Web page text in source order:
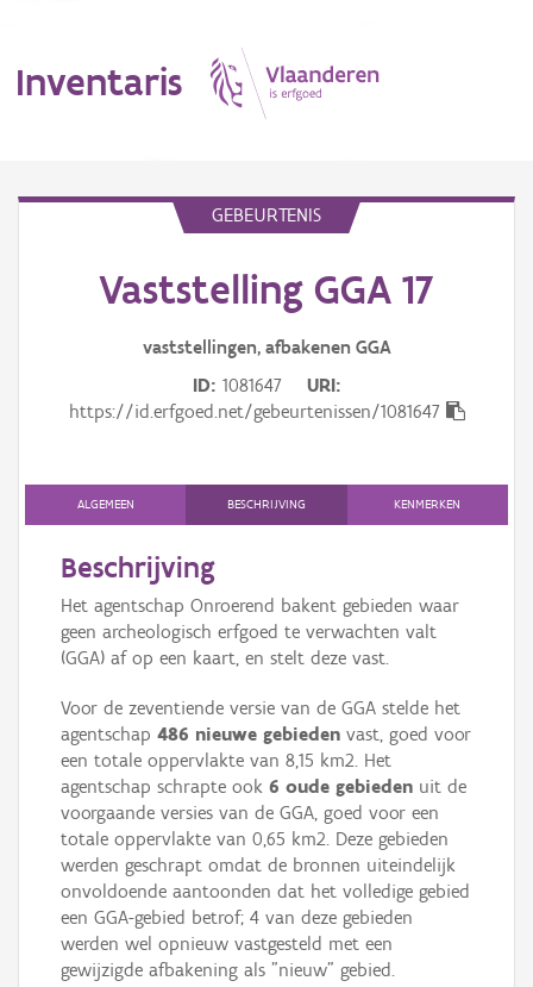
Inventaris
Erfgoedobject
Aanduidingsobject
Gebeurtenis
Downloads
Hergebruik
Aanmelden
GEBEURTENIS
Vaststelling GGA 17
vaststellingen, afbakenen GGA
ID 1081647
URI
https://id.erfgoed.net/gebeurtenissen/1081647
ALGEMEEN BESCHRIJVING KENMERKEN
Beschrijving
Het agentschap Onroerend bakent gebieden waar
geen archeologisch erfgoed te verwachten valt
(GGA) af op een kaart, en stelt deze vast.
Voor de zeventiende versie van de GGA stelde het
agentschap 486 nieuwe gebieden vast, goed voor
een totale oppervlakte van 8,15 km2. Het
agentschap schrapte ook 6 oude gebieden uit de
voorgaande versies van de GGA, goed voor een
totale oppervlakte van 0,65 km2. Deze gebieden
werden geschrapt omdat de bronnen uiteindelijk
onvoldoende aantoonden dat het volledige gebied
een GGA-gebied betrof; 4 van deze gebieden
werden wel opnieuw vastgesteld met een
gewijzigde afbakening als "nieuw" gebied.